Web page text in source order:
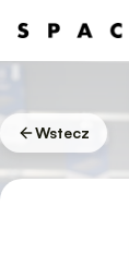
Wstecz